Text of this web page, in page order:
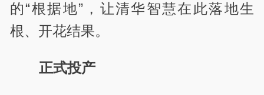
的“根据地”，让清华智慧在此落地生
根、开花结果。
正式投产